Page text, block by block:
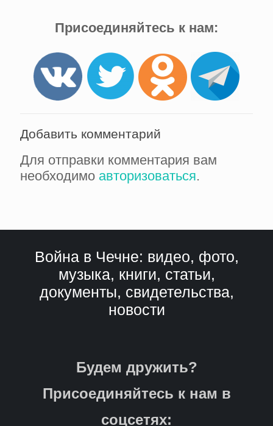
Присоединяйтесь к нам:
Добавить комментарий
Для отправки комментария вам
необходимо авторизоваться.
Война в Чечне: видео, фото,
музыка, книги, статьи,
документы, свидетельства,
новости
Будем дружить?
Присоединяйтесь к нам в
соцсетях: